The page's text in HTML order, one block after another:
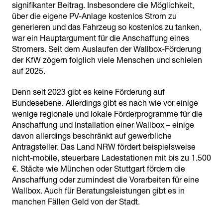
signifikanter Beitrag. Insbesondere die Möglichkeit,
über die eigene PV-Anlage kostenlos Strom zu
generieren und das Fahrzeug so kostenlos zu tanken,
war ein Hauptargument für die Anschaffung eines
Stromers. Seit dem Auslaufen der Wallbox-Förderung
der KfW zögern folglich viele Menschen und schielen
auf 2025.
Denn seit 2023 gibt es keine Förderung auf
Bundesebene. Allerdings gibt es nach wie vor einige
wenige regionale und lokale Förderprogramme für die
Anschaffung und Installation einer Wallbox – einige
davon allerdings beschränkt auf gewerbliche
Antragsteller. Das Land NRW fördert beispielsweise
nicht-mobile, steuerbare Ladestationen mit bis zu 1.500
€. Städte wie München oder Stuttgart fördern die
Anschaffung oder zumindest die Vorarbeiten für eine
Wallbox. Auch für Beratungsleistungen gibt es in
manchen Fällen Geld von der Stadt.